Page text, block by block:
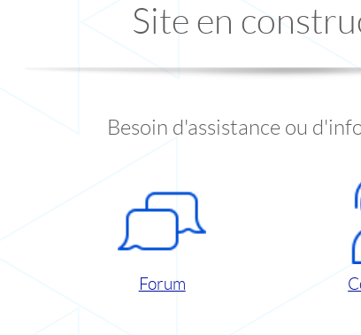
Site en
Besoin d'assistance ou
Forum